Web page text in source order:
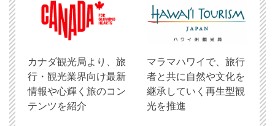
​カナダ観光局より、旅
行・観光業界向け最新
情報や心輝く旅のコン
テンツを紹介
マラマハワイで、旅行
者と共に自然や文化を
継承していく再生型観
光を推進